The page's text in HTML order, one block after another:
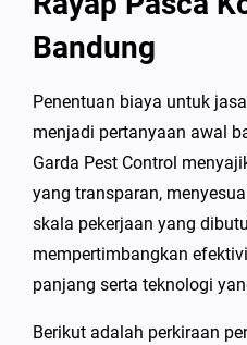
Bandung
Penentuan biaya untuk
menjadi pertanyaan awal
Garda Pest Control
yang transparan,
skala pekerjaan yang
mempertimbangkan
panjang serta teknologi
Berikut adalah perkiraan